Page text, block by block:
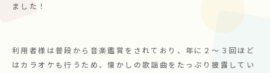
ました！
利用者様は普段から音楽鑑賞をされており、年に２～３回ほど
はカラオケも行うため、懐かしの歌謡曲をたっぷり披露してい